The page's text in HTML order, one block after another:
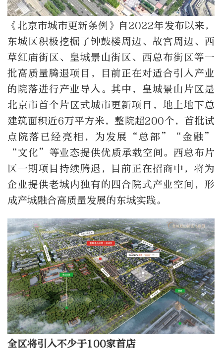
《北京市城市更新条例》自2022年发布以来，
东城区积极挖掘了钟鼓楼周边、故宫周边、西
草红庙街区、皇城景山街区、西总布街区等一
批高质量腾退项目，目前正在对适合引入产业
的院落进行产业导入。其中，皇城景山片区是
北京市首个片区式城市更新项目，地上地下总
建筑面积近6万平方米，整院超200个，首批试
点院落已经亮相，为发展“总部”“金融”
“文化”等业态提供优质承载空间。西总布片
区一期项目持续腾退，目前正在招商中，将为
企业提供老城内独有的四合院式产业空间，形
成产城融合高质量发展的东城实践。
全区将引入不少于100家首店